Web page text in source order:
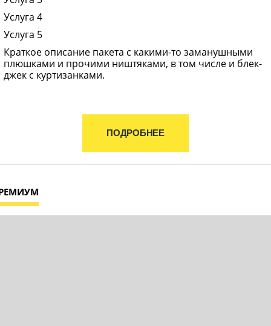
Услуга 4
Услуга 5
Краткое описание пакета с какими-то заманушными
плюшками и прочими ништяками, в том числе и блек-
джек с куртизанками.
ПОДРОБНЕЕ